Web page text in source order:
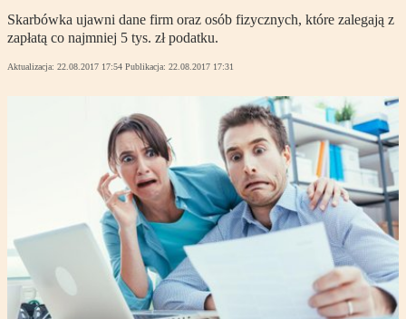
Skarbówka ujawni dane firm oraz osób fizycznych, które zalegają z
zapłatą co najmniej 5 tys. zł podatku.
Aktualizacja: 22.08.2017 17:54 Publikacja: 22.08.2017 17:31